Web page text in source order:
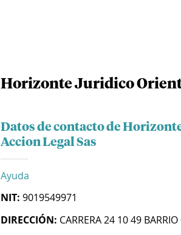
Horizonte Juridico
Datos de contacto de
Accion Legal Sas
Ayuda
NIT: 9019549971
DIRECCIÓN: CARRERA 24 10 49 BARRIO